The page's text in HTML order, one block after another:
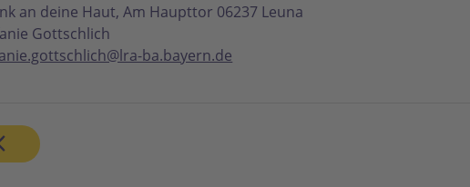
an deine Haut, Am Haupttor 06237 Leuna
Gottschlich
ba.bayern.de